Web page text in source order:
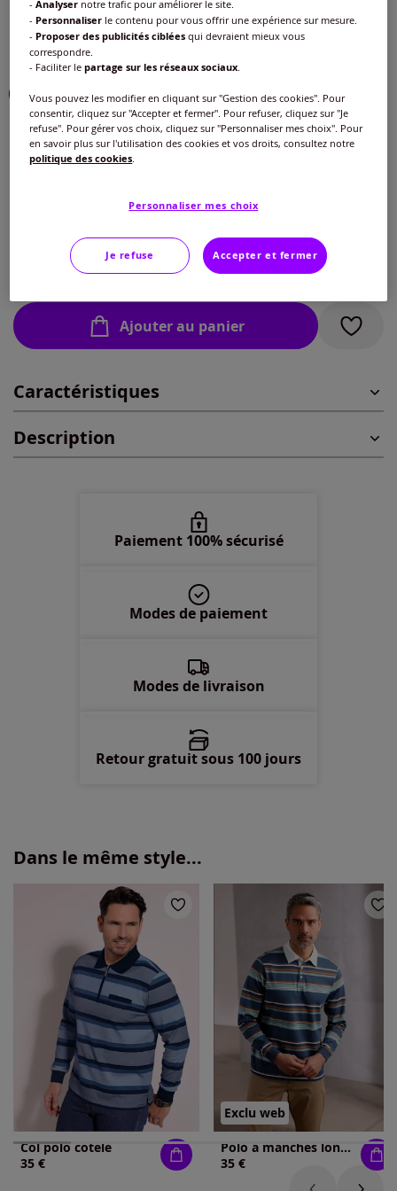
Choisir une couleur :
Taille :
Veuillez sélectionner une taille
En stock
En stock
XL -En stock
2XL -En stock
Ajouter au panier
Caractéristiques
Description
Paiement 100% sécurisé
Modes de paiement
Modes de livraison
Retour gratuit sous 100 jours
Dans le même style...
Col polo côtelé
35 €
Exclu web
Polo à manches longues bords côtes extensibles
35 €
-Analyser notre trafic pour améliorer le site.
- Personnaliser le contenu pour vous offrir une expérience sur mesure.
- Proposer des publicités ciblées qui devraient mieux vous
correspondre.
- Faciliter lepartage sur les réseaux sociaux
Vous pouvez les modifier en cliquant sur "Gestion des cookies". Pour
consentir, cliquez sur "Accepter et fermer". Pour refuser, cliquez sur "Je
refuse". Pour gérer vos choix, cliquez sur "Personnaliser mes choix". Pour
en savoir plus sur l'utilisation des cookies et vos droits, consultez notre
politique des cookies
Personnaliser mes choix
Je refuse Accepter et fermer